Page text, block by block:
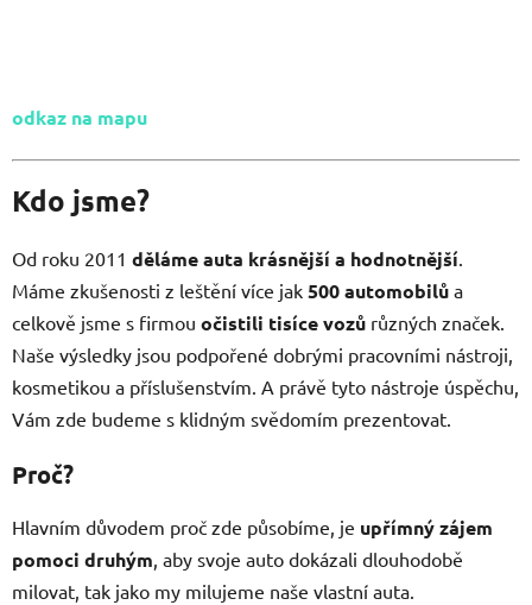
odkaz na mapu
Kdo jsme?
Od roku 2011 děláme auta krásnější a hodnotnější.
Máme zkušenosti z leštění více jak 500 automobilů a
celkově jsme s firmou očistili tisíce vozů různých značek.
Naše výsledky jsou podpořené dobrými pracovními nástroji,
kosmetikou a příslušenstvím. A právě tyto nástroje úspěchu,
Vám zde budeme s klidným svědomím prezentovat.
Proč?
Hlavním důvodem proč zde působíme, je upřímný zájem
pomoci druhým, aby svoje auto dokázali dlouhodobě
milovat, tak jako my milujeme naše vlastní auta.